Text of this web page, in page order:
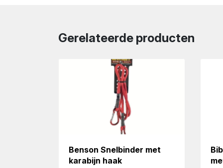
Gerelateerde producten
Benson Snelbinder met
karabijn haak